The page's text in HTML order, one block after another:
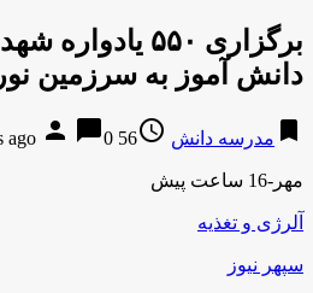
دانش آموز به سرزمین نور
bookmark مدرسه دانش access_time
56 years ago
person chat_bubble0
مهر-16 ساعت پیش
آلرژی و تغذیه
سپهر نیوز